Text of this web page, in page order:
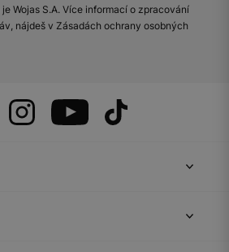
Wojas S.A. Více informací o zpracování
nájdeš v Zásadách ochrany osobných